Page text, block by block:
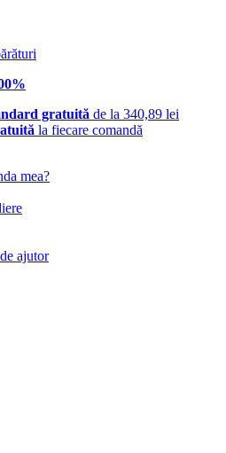
gratuită de la 340,89 lei
la fiecare comandă
mea?
ajutor